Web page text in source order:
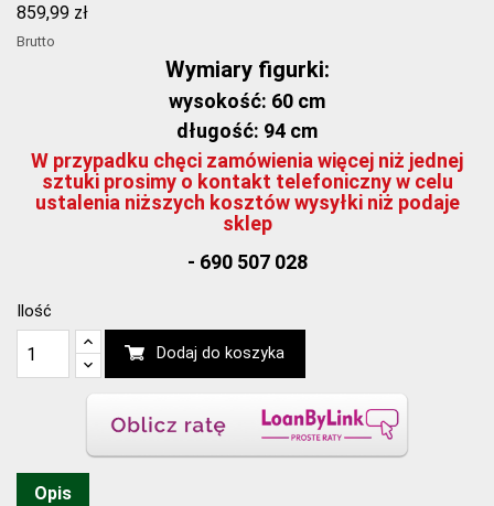
859,99 zł
Brutto
Wymiary figurki:
wysokość: 60 cm
długość: 94 cm
W przypadku chęci zamówienia więcej niż jednej
sztuki prosimy o kontakt telefoniczny w celu
ustalenia niższych kosztów wysyłki niż podaje
sklep
- 690 507 028
Ilość
Dodaj do koszyka
Opis